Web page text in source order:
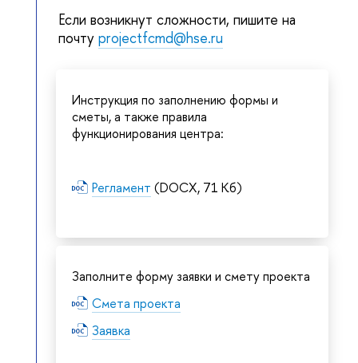
Если возникнут сложности, пишите на
почтуprojectfcmd@hse.ru
Инструкция по заполнению формы и
сметы, а также правила
функционирования центра:
Регламент (DOCX, 71 Кб)
Заполните форму заявки и смету проекта
Смета проекта
Заявка